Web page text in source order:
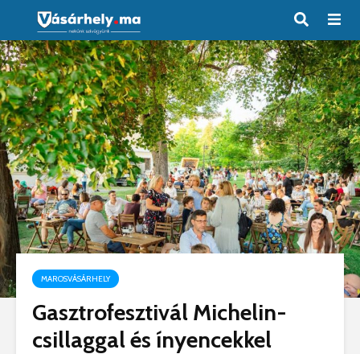
MAROSVÁSÁRHELY
Gasztrofesztivál Michelin-
csillaggal és ínyencekkel